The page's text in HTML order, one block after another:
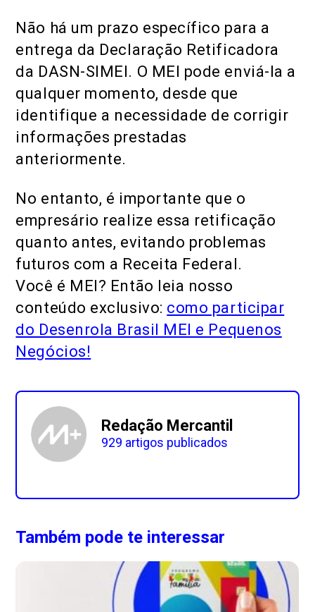
Não há um prazo específico para a
entrega da Declaração Retificadora
da DASN-SIMEI. O MEI pode enviá-la a
qualquer momento, desde que
identifique a necessidade de corrigir
informações prestadas
anteriormente.
No entanto, é importante que o
empresário realize essa retificação
quanto antes, evitando problemas
futuros com a Receita Federal.
Você é MEI? Então leia nosso
conteúdo exclusivo: como participar
do Desenrola Brasil MEI e Pequenos
Negócios!
Redação Mercantil
929 artigos publicados
Também pode te interessar